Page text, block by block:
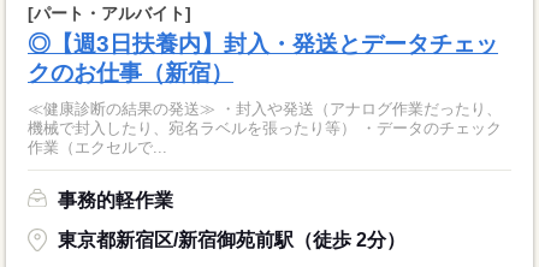
[パート・アルバイト]
◎【週3日扶養内】封入・発送とデータチェッ
クのお仕事（新宿）
≪健康診断の結果の発送≫ ・封入や発送（アナログ作業だったり、
機械で封入したり、宛名ラベルを張ったり等） ・データのチェック
作業（エクセルで...
事務的軽作業
東京都新宿区/新宿御苑前駅（徒歩 2分）